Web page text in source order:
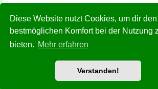
Diese Website nutzt Cookies, um dir den
bestmöglichen Komfort bei der Nutzung
bieten. Mehr erfahren
Verstanden!
Beiträge insgesamt132• Themen insgesamt16•
Foren-Übersicht Alle
Powered byphpBB® Forum Software © phpBB Limited
Nutzungsbedingungen